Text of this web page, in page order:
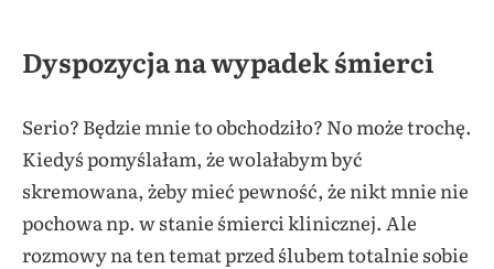
Dyspozycja na wypadek śmierci
Serio? Będzie mnie to obchodziło? No może trochę.
Kiedyś pomyślałam, że wolałabym być
skremowana, żeby mieć pewność, że nikt mnie nie
pochowa np. w stanie śmierci klinicznej. Ale
rozmowy na ten temat przed ślubem totalnie sobie